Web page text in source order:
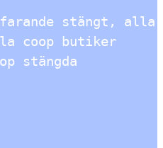
stängt, alla
coop butiker
stängda